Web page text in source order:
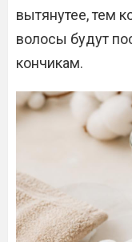
вытянутее, тем
волосы будут
кончикам.